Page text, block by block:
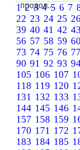
продол...
12345 6 7
22 23 24 25
39 40 41 42
56 57 58 59
73 74 75 76
90 91 92 93
105 106 107
118 119 120
131 132 133
144 145 146
157 158 159
170 171 172
183 184 185